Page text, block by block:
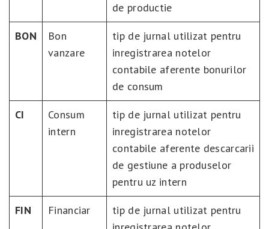
de productie
BON
Bon
vanzare
tip de jurnal utilizat pentru
inregistrarea notelor
contabile aferente bonurilor
de consum
CI
Consum
intern
tip de jurnal utilizat pentru
inregistrarea notelor
contabile aferente descarcarii
de gestiune a produselor
pentru uz intern
FIN Financiar
tip de jurnal utilizat pentru